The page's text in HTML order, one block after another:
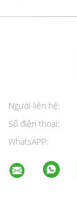
Người liên hệ:
Số điện thoại:
WhatsAPP: